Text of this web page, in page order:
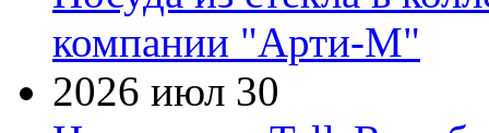
компании "Арти-М"
2026 июл 30